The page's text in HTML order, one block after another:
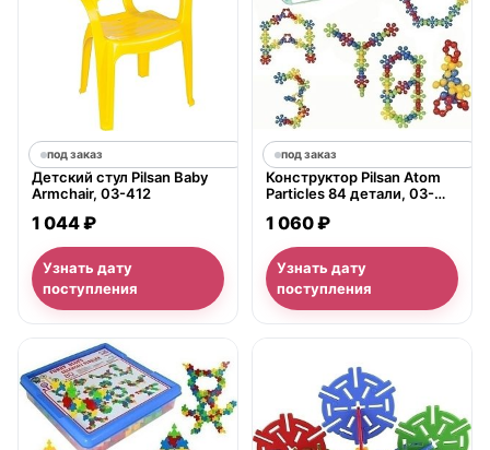
под заказ
Детский стул Pilsan Baby
Armchair, 03-412
1 044 ₽
Узнать дату
поступления
под заказ
Конструктор Pilsan Atom
Particles 84 детали, 03-
1 060 ₽
Узнать дату
поступления